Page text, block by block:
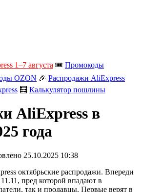
1–7 августа 🎟️ Промокоды
OZON 🎉 Распродажи AliExpress
🧮 Калькулятор пошлины
AliExpress в
года
25.10.2025 10:38
октябрьские распродажи. Впереди
пред которой впадают в
так и продавцы. Первые верят в